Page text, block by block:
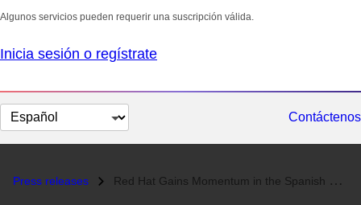
Algunos servicios pueden requerir una suscripción válida.
Inicia sesión o regístrate
Cambiar
el
Contáctenos
Press releases Red Hat Gains Momentum in the Spanish Market...